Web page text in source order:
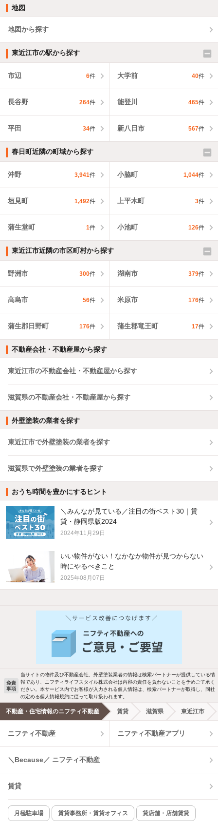
地図
地図から探す
東近江市の駅から探す
市辺 6件 大学前 40件
長谷野 264件 能登川 465件
平田 34件 新八日市 567件
春日町近隣の町域から探す
沖野 3,941件 小脇町 1,044件
垣見町 1,492件 上平木町 3件
蒲生堂町 1件 小池町 126件
東近江市近隣の市区町村から探す
野洲市 300件 湖南市 379件
高島市 56件 米原市 176件
蒲生郡日野町 176件 蒲生郡竜王町 17件
不動産会社・不動産屋から探す
東近江市の不動産会社・不動産屋から探す
滋賀県の不動産会社・不動産屋から探す
外壁塗装の業者を探す
東近江市で外壁塗装の業者を探す
滋賀県で外壁塗装の業者を探す
おうち時間を豊かにするヒント
＼みんなが見ている／注目の街ベスト30｜賃
貸・静岡県版2024
2024年11月29日
いい物件がない！なかなか物件が見つからない
時にやるべきこと
2025年08月07日
他の人はこんな条件で絞り込んでいます！
バス・トイレ別 2階以上
洗濯機置場あり 独立洗面台
エアコンあり 都市ガス
温水洗浄便座 オートロック
コンロ2口以上
新着のみ インターネット無料
免責
事項
当サイトの物件及び不動産会社、外壁塗装業者の情報は検索パートナーが提供している情
報であり、ニフティライフスタイル株式会社は内容の責任を負わないことを予めご了承く
ださい。本サービス内でお客様が入力される個人情報は、検索パートナーが取得し、同社
の定める個人情報規約に従って取り扱われます。
不動産・住宅情報のニフティ不動産 賃貸 滋賀県 東近江市
ニフティ不動産 ニフティ不動産アプリ
＼Because／ ニフティ不動産
賃貸
月極駐車場 賃貸事務所・賃貸オフィス 貸店舗・店舗賃貸